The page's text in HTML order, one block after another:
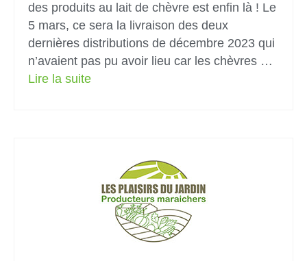
des produits au lait de chèvre est enfin là ! Le
5 mars, ce sera la livraison des deux
dernières distributions de décembre 2023 qui
n’avaient pas pu avoir lieu car les chèvres …
Lire la suite­­